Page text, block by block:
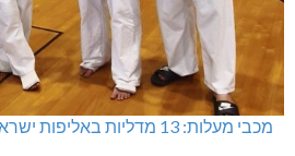
מכבי מעלות: 13 מדליות באליפות ישראל